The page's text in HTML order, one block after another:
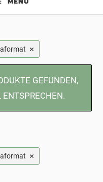
×
GEFUNDEN,
×